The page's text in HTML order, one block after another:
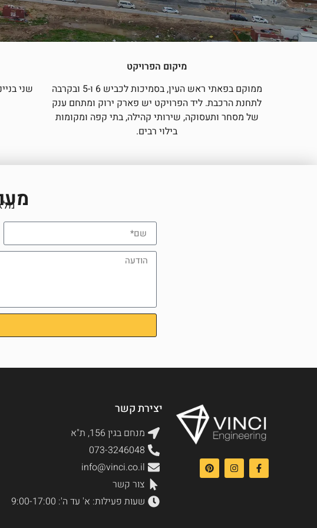
מיקום הפרויקט
ממוקם בפאתי ראש העין, בסמיכות לכביש 6 ו-5 ובקרבה
לתחנת הרכבת. ליד הפרויקט יש פארק ירוק ומתחם ענק
של מסחר ותעסוקה, שירותי קהילה, בתי קפה ומקומות
בילוי רבים.
יצירת קשר
מנחם בגין 156, ת"א
073-3246048
info@vinci.co.il
צור קשר
שעות פעילות: א' עד ה': 9:00-17:00